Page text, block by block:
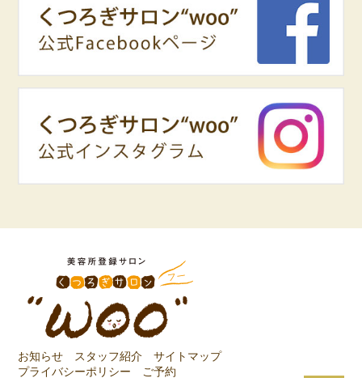
お知らせ スタッフ紹介
サイトマップ
プライバシーポリシー
ご予約